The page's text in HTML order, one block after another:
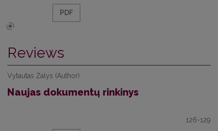
PDF
Reviews
Vytautas Žalys (Author)
Naujas dokumentų rinkinys
126-129